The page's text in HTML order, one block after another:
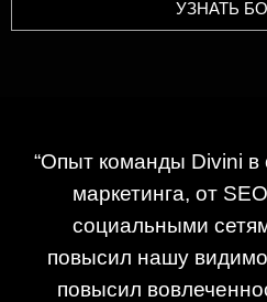
УЗНАТЬ
“Опыт команды Divini в
маркетинга, от
социальными
повысил нашу
повысил